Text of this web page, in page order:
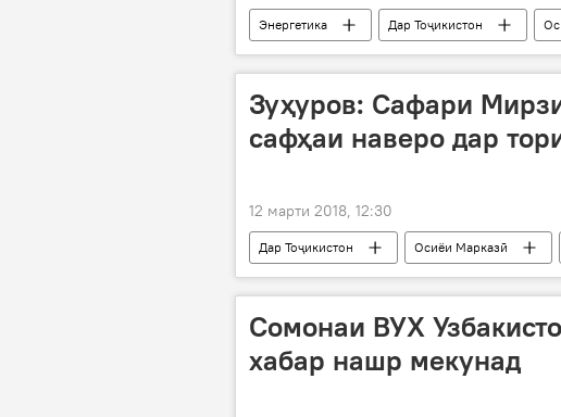
Энергетика Дар Тоҷикистон
Ӯзбекистон
НБО "Роғун"
Зуҳуров: Сафари
сафҳаи наверо дар
12 марти 2018, 12:30
Дар Тоҷикистон Осиёи Марказӣ
Шукурҷон Зуҳуров
Сомонаи ВУХ
хабар нашр мекунад